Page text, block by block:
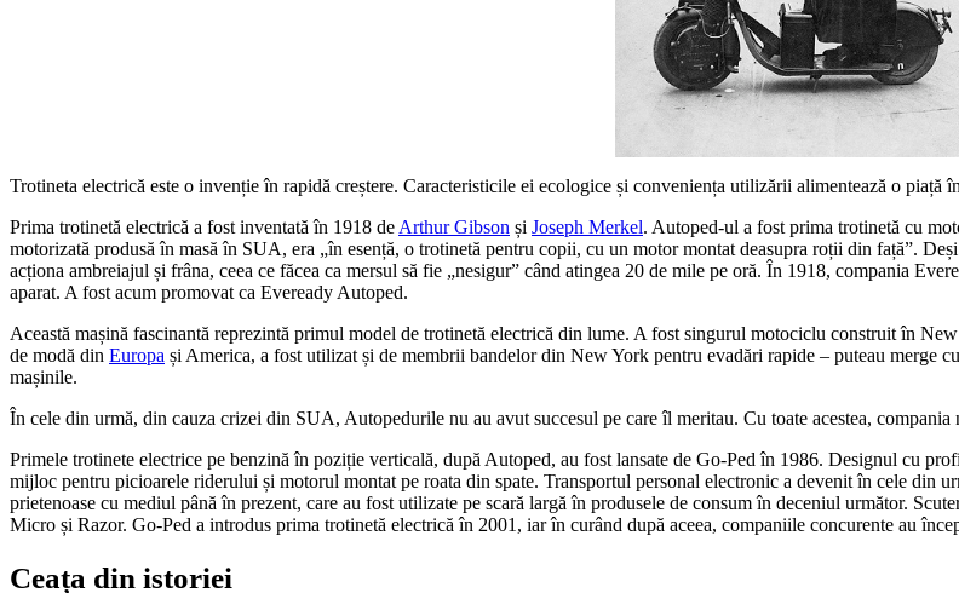
Trotineta electrică este o invenție în rapidă creștere. Caracteristicile ei ecologice și conveniența utilizării alimentează o piață
Prima trotinetă electrică a fost inventată în 1918 de Arthur Gibson și Joseph Merkel. Autoped-ul a fost prima trotinetă cu
motorizată produsă în masă în SUA, era „în esență, o trotinetă pentru copii, cu un motor montat deasupra roții din față”.
acționa ambreiajul și frâna, ceea ce făcea ca mersul să fie „nesigur” când atingea 20 de mile pe oră. În 1918, compania
aparat. A fost acum promovat ca Eveready Autoped.
Această mașină fascinantă reprezintă primul model de trotinetă electrică din lume. A fost singurul motociclu construit în
de modă din Europa și America, a fost utilizat și de membrii bandelor din New York pentru evadări rapide – puteau merge
mașinile.
În cele din urmă, din cauza crizei din SUA, Autopedurile nu au avut succesul pe care îl meritau. Cu toate acestea,
Primele trotinete electrice pe benzină în poziție verticală, după Autoped, au fost lansate de Go-Ped în 1986. Designul cu
mijloc pentru picioarele riderului și motorul montat pe roata din spate. Transportul personal electronic a devenit în cele din
prietenoase cu mediul până în prezent, care au fost utilizate pe scară largă în produsele de consum în deceniul următor.
Micro și Razor. Go-Ped a introdus prima trotinetă electrică în 2001, iar în curând după aceea, companiile concurente au
Ceața din istoriei